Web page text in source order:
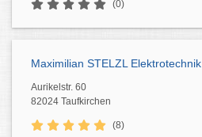
(0)
Maximilian STELZL Elektrotechnik
Aurikelstr. 60
82024 Taufkirchen
(8)